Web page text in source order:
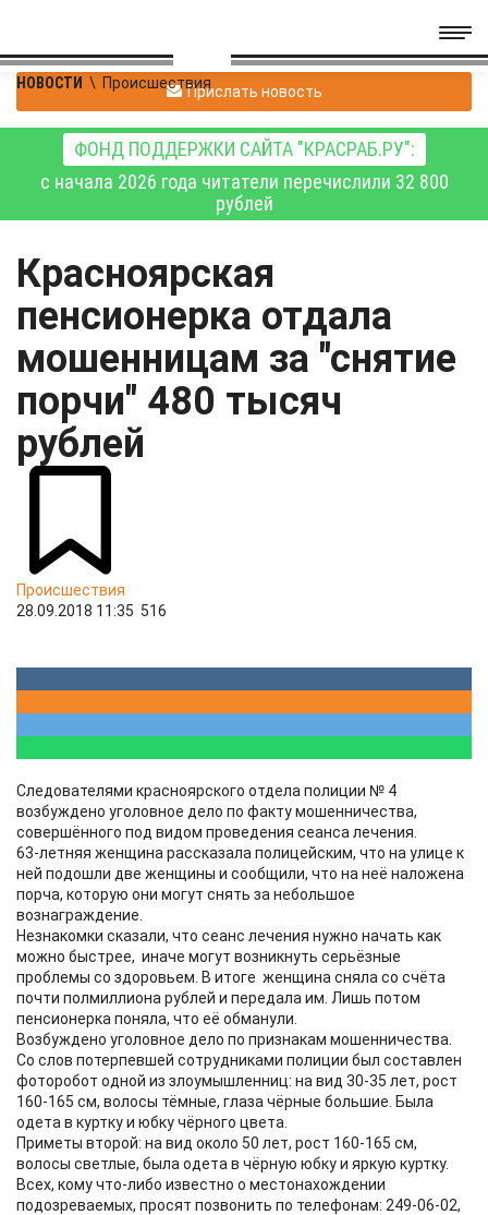
НОВОСТИ \ ПроисшествияПрислать новость
ФОНД ПОДДЕРЖКИ САЙТА "КРАСРАБ.РУ":
с начала 2026 года читатели перечислили 32 800
рублей
Красноярская
пенсионерка отдала
мошенницам за "снятие
порчи" 480 тысяч
рублей
Происшествия
28.09.2018 11:35 516
Следователями красноярского отдела полиции № 4
возбуждено уголовное дело по факту мошенничества,
совершённого под видом проведения сеанса лечения.
63-летняя женщина рассказала полицейским, что на улице к
ней подошли две женщины и сообщили, что на неё наложена
порча, которую они могут снять за небольшое
вознаграждение.
Незнакомки сказали, что сеанс лечения нужно начать как
можно быстрее, иначе могут возникнуть серьёзные
проблемы со здоровьем. В итоге женщина сняла со счёта
почти полмиллиона рублей и передала им. Лишь потом
пенсионерка поняла, что её обманули.
Возбуждено уголовное дело по признакам мошенничества.
Со слов потерпевшей сотрудниками полиции был составлен
фоторобот одной из злоумышленниц: на вид 30-35 лет, рост
160-165 см, волосы тёмные, глаза чёрные большие. Была
одета в куртку и юбку чёрного цвета.
Приметы второй: на вид около 50 лет, рост 160-165 см,
волосы светлые, была одета в чёрную юбку и яркую куртку.
Всех, кому что-либо известно о местонахождении
подозреваемых, просят позвонить по телефонам: 249-06-02,